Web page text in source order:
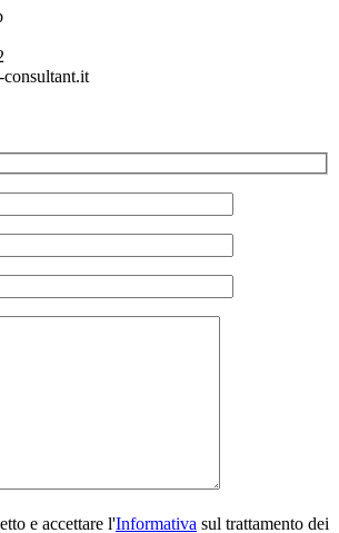
e accettare l'Informativa sul trattamento dei